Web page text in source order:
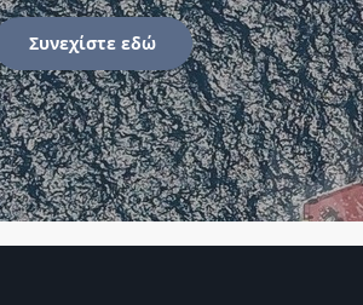
Συνεχίστε εδώ